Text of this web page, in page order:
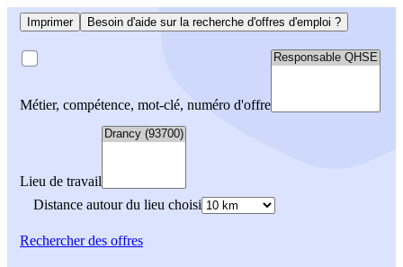
Imprimer Besoin d'aide sur la recherche d'offres d'emploi ?
Métier, compétence, mot-clé, numéro d'offre
Lieu de travail
Distance autour du lieu choisi
Rechercherdes offres